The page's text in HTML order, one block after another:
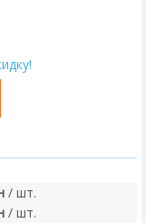
/ шт.
/ шт.